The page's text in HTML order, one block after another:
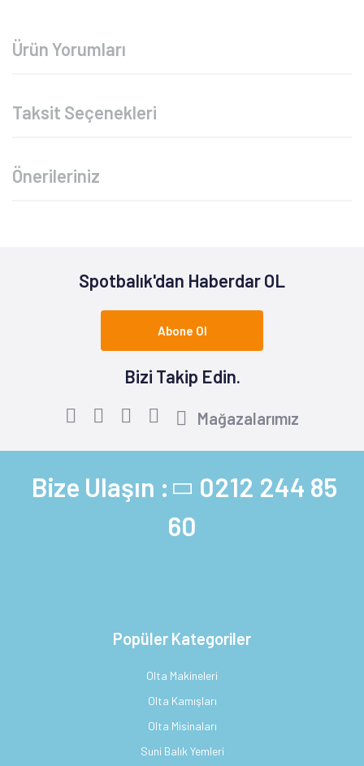
Ürün Yorumları
Taksit Seçenekleri
Önerileriniz
Spotbalık'dan Haberdar OL
Abone Ol
Bizi Takip Edin.
Mağazalarımız
Bize Ulaşın : 0212 244 85
60
Popüler Kategoriler
Olta Makineleri
Olta Kamışları
Olta Misinaları
Suni Balık Yemleri